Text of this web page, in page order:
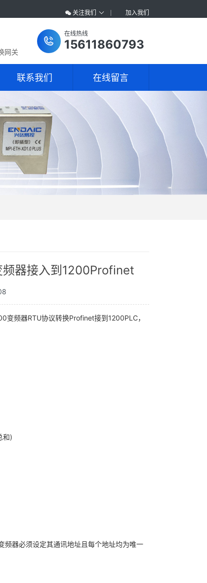
关注我们 加入我们
网关
在线热线
15611860793
联系我们 在线留言
器接入到1200Profinet
频器RTU协议转换Profinet接到1200PLC，
和)
器必须设定其通讯地址且每个地址均为唯一